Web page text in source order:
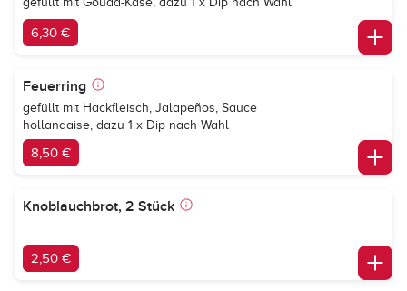
6,30 €
Feuerring
gefüllt mit Hackfleisch, Jalapeños, Sauce
hollandaise, dazu 1 x Dip nach Wahl
8,50 €
Knoblauchbrot, 2 Stück
2,50 €